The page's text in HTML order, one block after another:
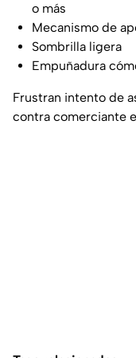
o más
Mecanismo de
Sombrilla ligera
Empuñadura
Frustran intento de
contra comerciante